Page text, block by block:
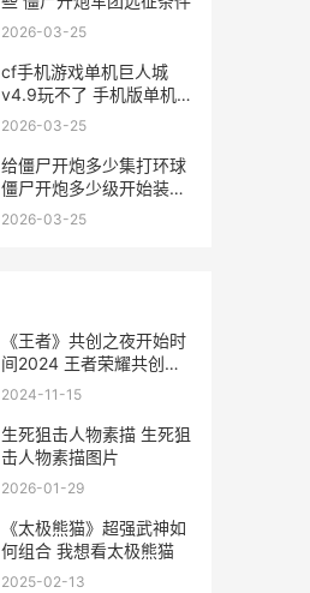
2026-03-25
cf手机游戏单机巨人城
v4.9玩不了 手机版单机cf
下载
2026-03-25
给僵尸开炮多少集打环球
僵尸开炮多少级开始装备
升阶最划算
2026-03-25
《王者》共创之夜开始时
间2024 王者荣耀共创之
夜在哪举行
2024-11-15
生死狙击人物素描 生死狙
击人物素描图片
2026-01-29
《太极熊猫》超强武神如
何组合 我想看太极熊猫
2025-02-13